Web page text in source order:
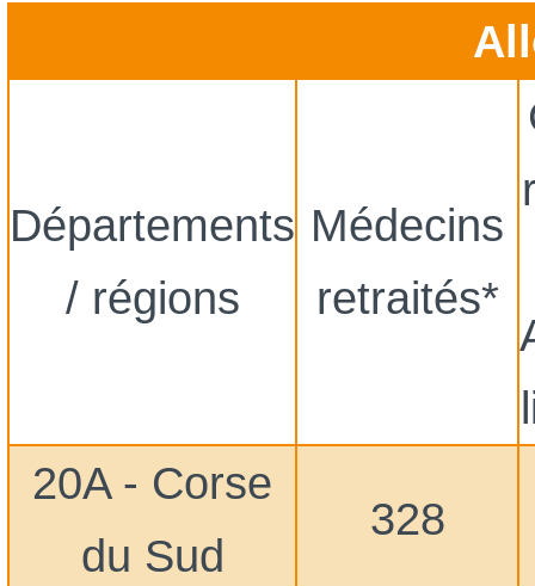
Départements
/ régions
Médecins
retraités*
20A - Corse
du Sud
328